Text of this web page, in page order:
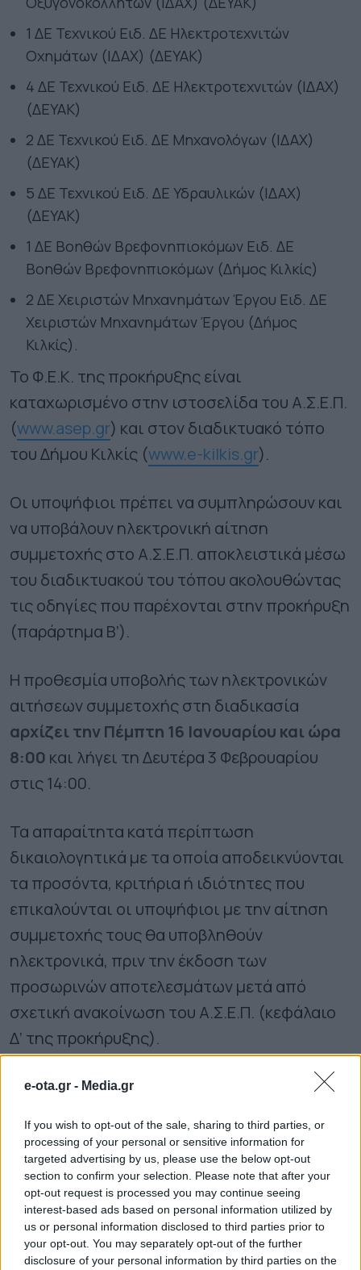
e-ota.gr - Media.gr
If you wish to opt-out of the sale, sharing to third parties, or
processing of your personal or sensitive information for
targeted advertising by us, please use the below opt-out
section to confirm your selection. Please note that after your
opt-out request is processed you may continue seeing
interest-based ads based on personal information utilized by
us or personal information disclosed to third parties prior to
your opt-out. You may separately opt-out of the further
disclosure of your personal information by third parties on the
1 ΔΕ Τεχνικού Ειδ. ΔΕ Ηλεκτροτεχνιτών
Οχημάτων (ΙΔΑΧ) (ΔΕΥΑΚ)
4 ΔΕ Τεχνικού Ειδ. ΔΕ Ηλεκτροτεχνιτών (ΙΔΑΧ)
(ΔΕΥΑΚ)
2 ΔΕ Τεχνικού Ειδ. ΔΕ Μηχανολόγων (ΙΔΑΧ)
(ΔΕΥΑΚ)
5 ΔΕ Τεχνικού Ειδ. ΔΕ Υδραυλικών (ΙΔΑΧ)
(ΔΕΥΑΚ)
1 ΔΕ Βοηθών Βρεφονηπιοκόμων Ειδ. ΔΕ
Βοηθών Βρεφονηπιοκόμων (Δήμος Κιλκίς)
2 ΔΕ Χειριστών Μηχανημάτων Έργου Ειδ. ΔΕ
Χειριστών Μηχανημάτων Έργου (Δήμος
Κιλκίς).
Το Φ.Ε.Κ. της προκήρυξης είναι
καταχωρισμένο στην ιστοσελίδα του Α.Σ.Ε.Π.
(www.asep.gr) και στον διαδικτυακό τόπο
του Δήμου Κιλκίς (www.e-kilkis.gr).
Οι υποψήφιοι πρέπει να συμπληρώσουν και
να υποβάλουν ηλεκτρονική αίτηση
συμμετοχής στο Α.Σ.Ε.Π. αποκλειστικά μέσω
του διαδικτυακού του τόπου ακολουθώντας
τις οδηγίες που παρέχονται στην προκήρυξη
(παράρτημα Β’).
Η προθεσμία υποβολής των ηλεκτρονικών
αιτήσεων συμμετοχής στη διαδικασία
αρχίζει την Πέμπτη 16 Ιανουαρίου και ώρα
8:00 και λήγει τη Δευτέρα 3 Φεβρουαρίου
στις 14:00.
Τα απαραίτητα κατά περίπτωση
δικαιολογητικά με τα οποία αποδεικνύονται
τα προσόντα, κριτήρια ή ιδιότητες που
επικαλούνται οι υποψήφιοι με την αίτηση
συμμετοχής τους θα υποβληθούν
ηλεκτρονικά, πριν την έκδοση των
προσωρινών αποτελεσμάτων μετά από
σχετική ανακοίνωση του Α.Σ.Ε.Π. (κεφάλαιο
Δ’ της προκήρυξης).
ΟΛΕΣ ΟΙ ΕΙΔΗΣΕΙΣ
657.000 ευρώ για 9 παιδικές χαρές στον Δήμο
Πύργου
Καστοριά: Ενημερωτικές δράσεις στην
κοινότητα Ρομά
Ξεκινούν τα δοκιμαστικά δρομολόγια της
επέκτασης του Μετρό προς την Καλαμαριά